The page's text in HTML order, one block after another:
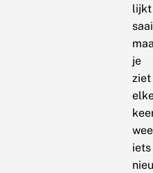
lijkt
je
ziet
iets